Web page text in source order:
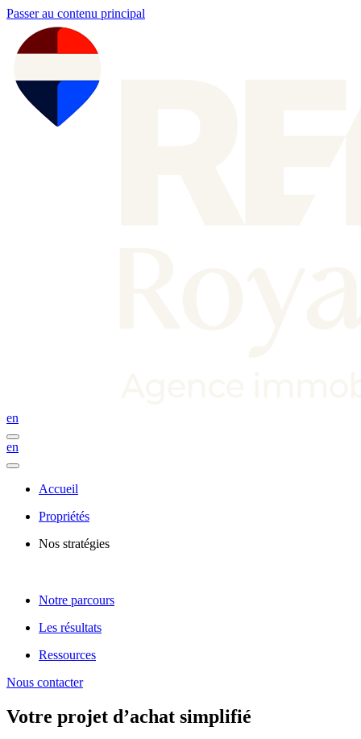
Passer au contenu principal
en
en
Accueil
Propriétés
Nos stratégies
Notre parcours
Les résultats
Ressources
Nous contacter
Votre projet d’achat simplifié